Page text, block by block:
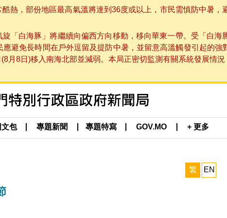
熱，部份地區最高氣溫將達到36度或以上，市民需慎防中暑
「白海豚」將繼續向偏西方向移動，移向華東一帶。受「白
避免長時間在戶外逗留及提防中暑，並留意高溫觸發引起的強
月8日)移入南海北部並減弱。本局正密切監測有關系統發展情
文包 專題新聞 專題特寫 GOV.MO + 更多
繁 EN